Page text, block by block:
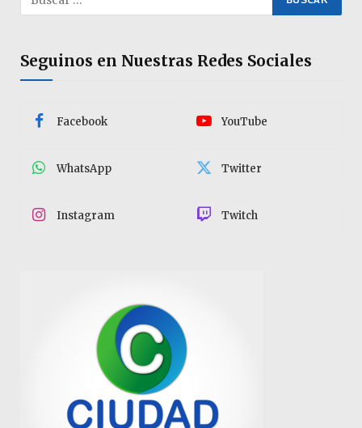
Seguinos en Nuestras Redes Sociales
Facebook YouTube
WhatsApp Twitter
Instagram Twitch